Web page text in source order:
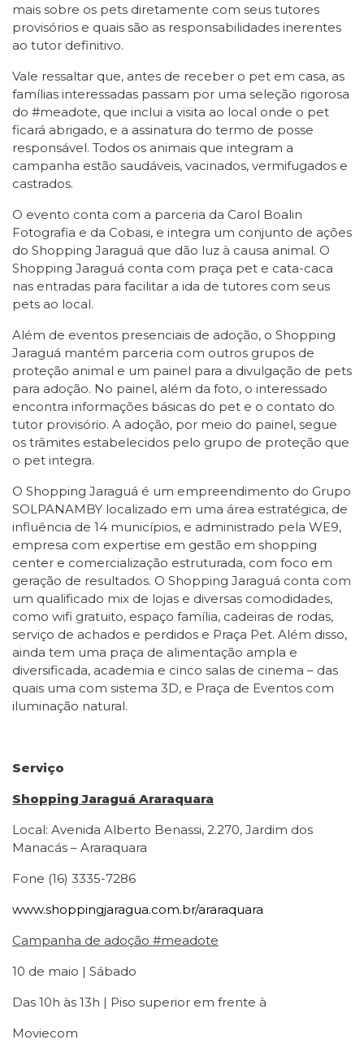
mais sobre os pets diretamente com seus tutores
provisórios e quais são as responsabilidades inerentes
ao tutor definitivo.
Vale ressaltar que, antes de receber o pet em casa, as
famílias interessadas passam por uma seleção rigorosa
do #meadote, que inclui a visita ao local onde o pet
ficará abrigado, e a assinatura do termo de posse
responsável. Todos os animais que integram a
campanha estão saudáveis, vacinados, vermifugados e
castrados.
O evento conta com a parceria da Carol Boalin
Fotografia e da Cobasi, e integra um conjunto de ações
do Shopping Jaraguá que dão luz à causa animal. O
Shopping Jaraguá conta com praça pet e cata-caca
nas entradas para facilitar a ida de tutores com seus
pets ao local.
Além de eventos presenciais de adoção, o Shopping
Jaraguá mantém parceria com outros grupos de
proteção animal e um painel para a divulgação de pets
para adoção. No painel, além da foto, o interessado
encontra informações básicas do pet e o contato do
tutor provisório. A adoção, por meio do painel, segue
os trâmites estabelecidos pelo grupo de proteção que
o pet integra.
O Shopping Jaraguá é um empreendimento do Grupo
SOLPANAMBY localizado em uma área estratégica, de
influência de 14 municípios, e administrado pela WE9,
empresa com expertise em gestão em shopping
center e comercialização estruturada, com foco em
geração de resultados. O Shopping Jaraguá conta com
um qualificado mix de lojas e diversas comodidades,
como wifi gratuito, espaço família, cadeiras de rodas,
serviço de achados e perdidos e Praça Pet. Além disso,
ainda tem uma praça de alimentação ampla e
diversificada, academia e cinco salas de cinema – das
quais uma com sistema 3D, e Praça de Eventos com
iluminação natural.
Serviço
Shopping Jaraguá Araraquara
Local: Avenida Alberto Benassi, 2.270, Jardim dos
Manacás – Araraquara
Fone (16) 3335-7286
www.shoppingjaragua.com.br/araraquara
Campanha de adoção #meadote
10 de maio | Sábado
Das 10h às 13h | Piso superior em frente à
Moviecom